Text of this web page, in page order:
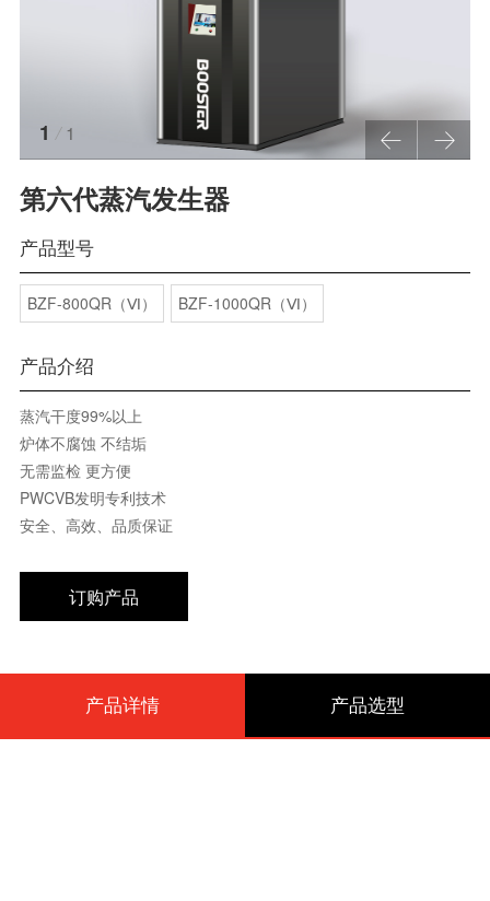
1 / 1
第六代蒸汽发生器
产品型号
BZF-800QR（Ⅵ） BZF-1000QR（Ⅵ）
产品介绍
蒸汽干度99%以上
炉体不腐蚀 不结垢
无需监检 更方便
PWCVB发明专利技术
安全、高效、品质保证
订购产品
产品详情 产品选型